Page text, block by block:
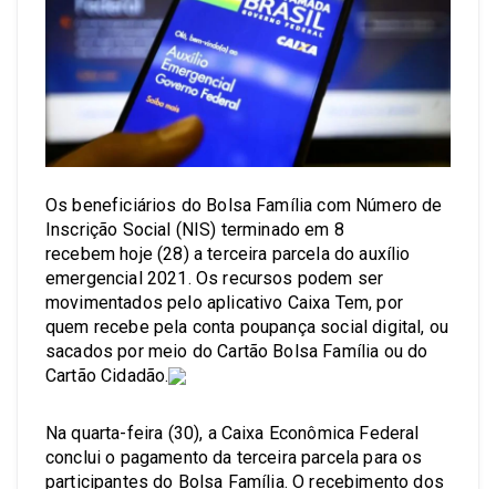
Os beneficiários do Bolsa Família com Número de
Inscrição Social (NIS) terminado em 8
recebem hoje (28) a terceira parcela do auxílio
emergencial 2021. Os recursos podem ser
movimentados pelo aplicativo Caixa Tem, por
quem recebe pela conta poupança social digital, ou
sacados por meio do Cartão Bolsa Família ou do
Cartão Cidadão.
Na quarta-feira (30), a Caixa Econômica Federal
conclui o pagamento da terceira parcela para os
participantes do Bolsa Família. O recebimento dos